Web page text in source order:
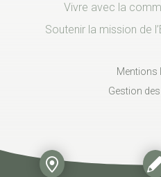
Vivre avec la
Soutenir la mission de
Mentions
Gestion